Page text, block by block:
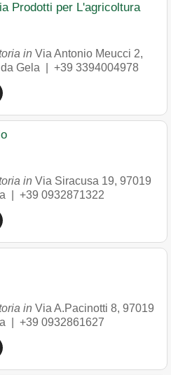
Prodotti per L'agricoltura
in Via Antonio Meucci 2,
Gela | +39 3394004978
in Via Siracusa 19, 97019
| +39 0932871322
in Via A.Pacinotti 8, 97019
| +39 0932861627